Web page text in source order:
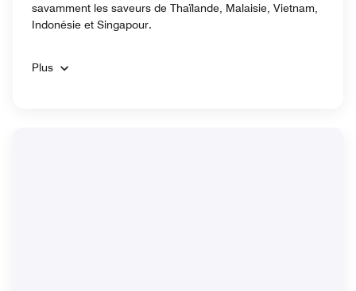
savamment les saveurs de Thaïlande, Malaisie, Vietnam,
Indonésie et Singapour.
Plus